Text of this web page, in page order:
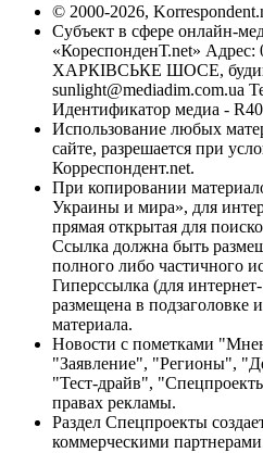
© 2000-2026,
Субъект в сфере онлайн-
«КореспонденТ.net» Адрес:
ХАРКІВСЬКЕ ШОСЕ,
sunlight@mediadim.com.ua
Идентификатор медиа -
Использование любых
сайте, разрешается при
Корреспондент.net.
При копировании
Украины и мира», для
прямая открытая для
Ссылка должна быть
полного либо частичного
Гиперссылка (для
размещена в подзаголовке
материала.
Новости с пометками
"Заявление", "Регионы",
"Тест-драйв",
правах рекламы.
Раздел Спецпроекты
коммерческими